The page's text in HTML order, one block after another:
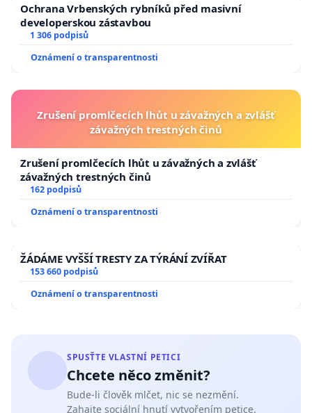
Ochrana Vrbenských rybníků před masivní
developerskou zástavbou
1 306 podpisů
Oznámení o transparentnosti
Zrušení promlčecích lhůt u závažných a zvlášť
závažných trestných činů
Zrušení promlčecích lhůt u závažných a zvlášť
závažných trestných činů
162 podpisů
Oznámení o transparentnosti
ŽÁDÁME VYŠŠÍ TRESTY ZA TÝRÁNÍ ZVÍŘAT
153 660 podpisů
Oznámení o transparentnosti
SPUSŤTE VLASTNÍ PETICI
Chcete něco změnit?
Bude-li člověk mlčet, nic se nezmění.
Zahajte sociální hnutí vytvořením petice.